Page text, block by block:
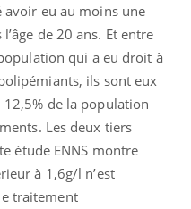
avoir eu au moins une
de 20 ans. Et entre
qui a eu droit à
ils sont eux
de la population
Les deux tiers
étude ENNS montre
à 1,6g/l n’est
traitement